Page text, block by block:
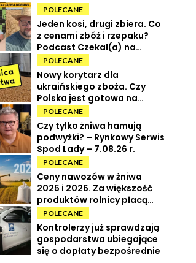
POLECANE
Jeden kosi, drugi zbiera. Co
z cenami zbóż i rzepaku?
Podcast Czekał(a) na
Urbana odc. 73
POLECANE
Nowy korytarz dla
ukraińskiego zboża. Czy
Polska jest gotowa na
powrót tranzytu?
POLECANE
Czy tylko żniwa hamują
podwyżki? – Rynkowy Serwis
Spod Lady – 7.08.26 r.
POLECANE
Ceny nawozów w żniwa
2025 i 2026. Za większość
produktów rolnicy płacą
więcej
POLECANE
Kontrolerzy już sprawdzają
gospodarstwa ubiegające
się o dopłaty bezpośrednie